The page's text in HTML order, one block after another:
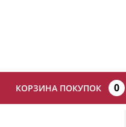
КОРЗИНА ПОКУПОК 0